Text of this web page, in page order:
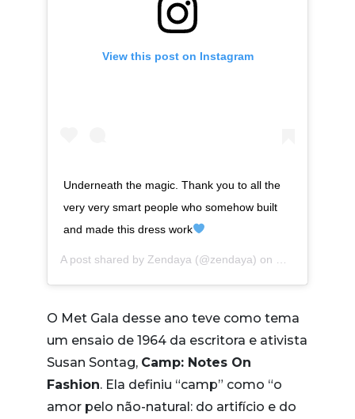
View this post on Instagram
Underneath the magic. Thank you to all the
very very smart people who somehow built
and made this dress work
A post shared by Zendaya (@zendaya) on
O Met Gala desse ano teve como tema
um ensaio de 1964 da escritora e ativista
Susan Sontag, Camp: Notes On
Fashion. Ela definiu “camp” como “o
amor pelo não-natural: do artifício e do